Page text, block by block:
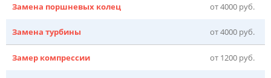
Замена поршневых колец от 4000 руб.
Замена турбины от 4000 руб.
Замер компрессии от 1200 руб.